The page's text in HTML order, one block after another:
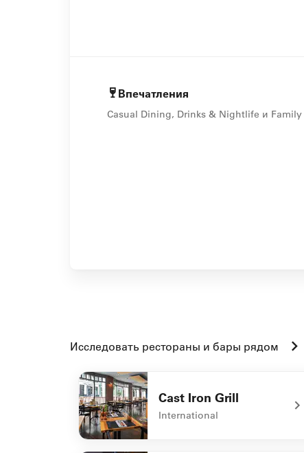
Впечатления
Casual Dining, Drinks & Nightlife и
Исследовать рестораны и бары рядом
Cast Iron Grill
International